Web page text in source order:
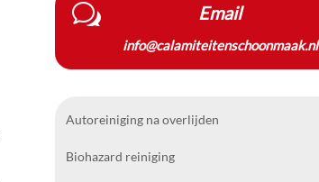
w Email
info@calamiteitenschoonmaak.nl
Autoreiniging na overlijden
Biohazard reiniging